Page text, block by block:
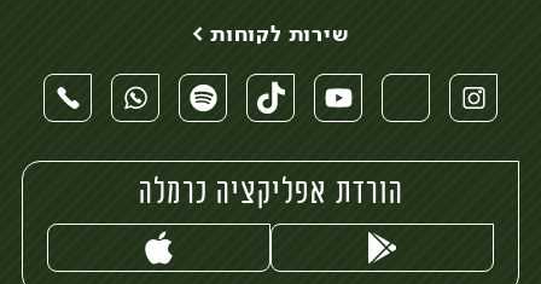
שירות לקוחות >
הורדת אפליקציה כרמלה